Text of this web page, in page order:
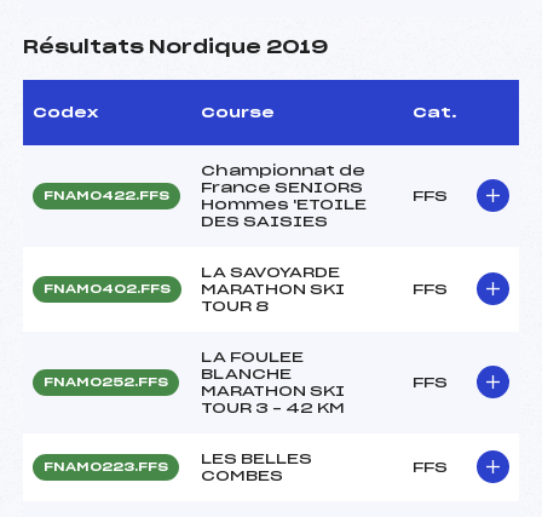
Résultats Nordique 2019
Codex Course Cat.
FNAM0422.FFS
Championnat de
France SENIORS
Hommes 'ETOILE
DES SAISIES
FFS
FNAM0402.FFS
LA SAVOYARDE
MARATHON SKI
TOUR 8
FFS
FNAM0252.FFS
LA FOULEE
BLANCHE
MARATHON SKI
TOUR 3 – 42 KM
FFS
FNAM0223.FFS
LES BELLES
COMBES
FFS